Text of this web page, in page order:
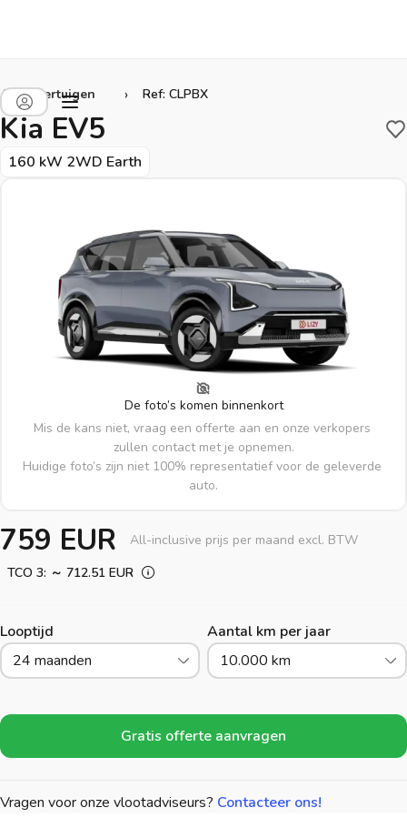
Alle voertuigen › Ref: CLPBX
Kia EV5
160 kW 2WD Earth
De foto’s komen binnenkort
Mis de kans niet, vraag een offerte aan en onze verkopers
zullen contact met je opnemen.
Huidige foto’s zijn niet 100% representatief voor de geleverde
auto.
759 EUR
All-inclusive prijs per maand excl. BTW
TCO 3: ～ 712.51 EUR
Looptijd
24 maanden
Aantal km per jaar
10.000 km
Gratis offerte aanvragen
Vragen voor onze vlootadviseurs? Contacteer ons!